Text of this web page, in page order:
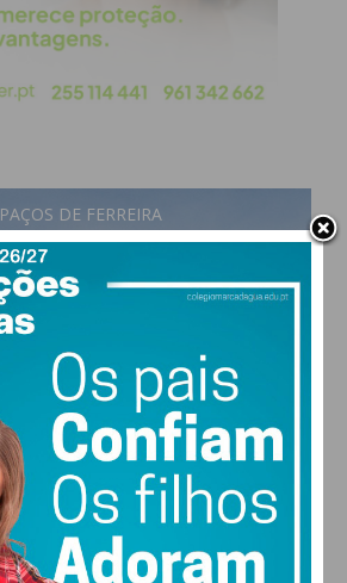
PAÇOS DE FERREIRA
83% humidade
27
DOM
29°
SEG
29°